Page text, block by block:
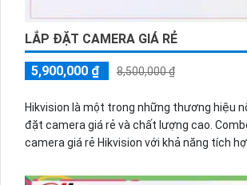
LẮP ĐẶT CAMERA GIÁ RẺ
5,900,000 ₫ 8,500,000 ₫
Hikvision là một trong những thương hiệu
đặt camera giá rẻ và chất lượng cao.
camera giá rẻ Hikvision với khả năng tích
trường. Với công nghệ AI, camera Hikvision